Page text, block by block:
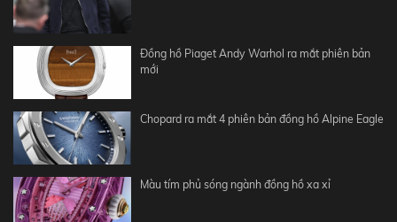
Đồng hồ Piaget Andy Warhol ra mắt phiên bản
mới
Chopard ra mắt 4 phiên bản đồng hồ Alpine Eagle
Màu tím phủ sóng ngành đồng hồ xa xỉ